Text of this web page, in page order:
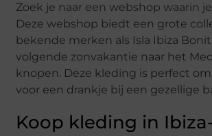
Zoek je naar een webshop waarin
Deze webshop biedt een grote
bekende merken als Isla Ibiza
volgende zonvakantie naar het
knopen. Deze kleding is perfect
voor een drankje bij een gezellige
Koop kleding in